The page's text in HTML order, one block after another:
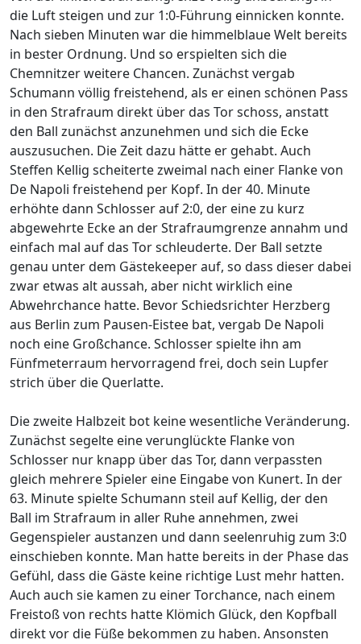
die Luft steigen und zur 1:0-Führung einnicken konnte.
Nach sieben Minuten war die himmelblaue Welt bereits
in bester Ordnung. Und so erspielten sich die
Chemnitzer weitere Chancen. Zunächst vergab
Schumann völlig freistehend, als er einen schönen Pass
in den Strafraum direkt über das Tor schoss, anstatt
den Ball zunächst anzunehmen und sich die Ecke
auszusuchen. Die Zeit dazu hätte er gehabt. Auch
Steffen Kellig scheiterte zweimal nach einer Flanke von
De Napoli freistehend per Kopf. In der 40. Minute
erhöhte dann Schlosser auf 2:0, der eine zu kurz
abgewehrte Ecke an der Strafraumgrenze annahm und
einfach mal auf das Tor schleuderte. Der Ball setzte
genau unter dem Gästekeeper auf, so dass dieser dabei
zwar etwas alt aussah, aber nicht wirklich eine
Abwehrchance hatte. Bevor Schiedsrichter Herzberg
aus Berlin zum Pausen-Eistee bat, vergab De Napoli
noch eine Großchance. Schlosser spielte ihn am
Fünfmeterraum hervorragend frei, doch sein Lupfer
strich über die Querlatte.
Die zweite Halbzeit bot keine wesentliche Veränderung.
Zunächst segelte eine verunglückte Flanke von
Schlosser nur knapp über das Tor, dann verpassten
gleich mehrere Spieler eine Eingabe von Kunert. In der
63. Minute spielte Schumann steil auf Kellig, der den
Ball im Strafraum in aller Ruhe annehmen, zwei
Gegenspieler austanzen und dann seelenruhig zum 3:0
einschieben konnte. Man hatte bereits in der Phase das
Gefühl, dass die Gäste keine richtige Lust mehr hatten.
Auch auch sie kamen zu einer Torchance, nach einem
Freistoß von rechts hatte Klömich Glück, den Kopfball
direkt vor die Füße bekommen zu haben. Ansonsten